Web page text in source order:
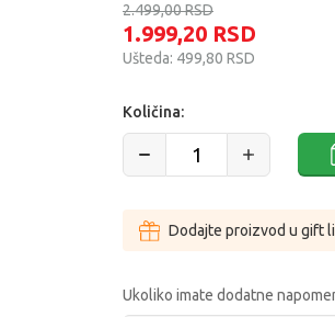
2.499,00RSD
1.999,20 RSD
Ušteda: 499,80 RSD
Količina:
Dodajte proizvod u gift
Ukoliko imate dodatne